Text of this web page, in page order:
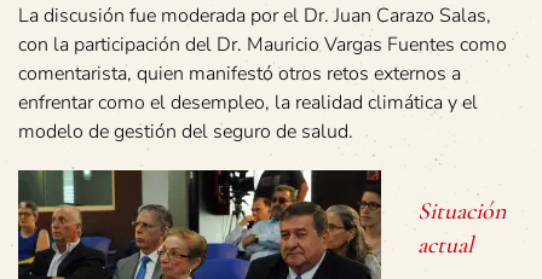
La discusión fue moderada por el Dr. Juan Carazo Salas,
con la participación del Dr. Mauricio Vargas Fuentes como
comentarista, quien manifestó otros retos externos a
enfrentar como el desempleo, la realidad climática y el
modelo de gestión del seguro de salud.
Situación
actual